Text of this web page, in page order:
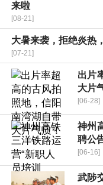
来啦
[08-21]
大暑来袭，拒绝炎热
[07-21]
出片
大片
[06-28]
神州
聘公
[06-16]
武陟